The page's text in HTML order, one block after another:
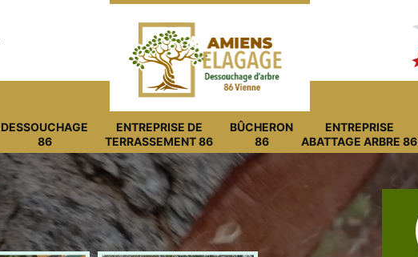
DESSOUCHAGE
86
ENTREPRISE DE
TERRASSEMENT 86
BÛCHERON
86
ENTREPRISE
ABATTAGE ARBRE 86